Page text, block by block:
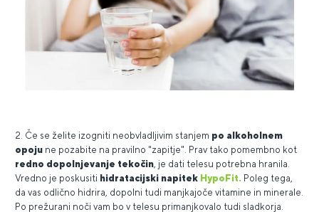
2. Če se želite izogniti neobvladljivim stanjem po alkoholnem
opoju ne pozabite na pravilno "zapitje". Prav tako pomembno kot
redno dopolnjevanje tekočin , je dati telesu potrebna hranila.
Vredno je poskusiti hidratacijski napitek HypoFit. Poleg tega,
da vas odlično hidrira, dopolni tudi manjkajoče vitamine in minerale.
Po prežurani noči vam bo v telesu primanjkovalo tudi sladkorja.